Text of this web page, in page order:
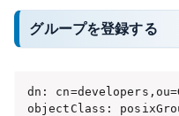
グループを登録する
dn:
objectClass: